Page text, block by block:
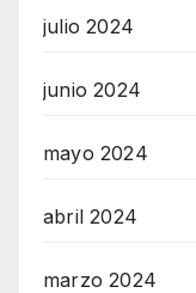
julio 2024
junio 2024
mayo 2024
abril 2024
marzo 2024